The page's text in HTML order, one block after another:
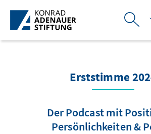
Skip to Main Content
Erststimme
Der Podcast mit
Persönlichkeiten &